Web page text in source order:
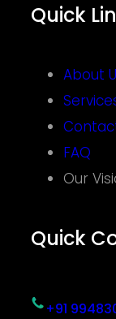
Quick
About
FAQ
Our
Quick
+91